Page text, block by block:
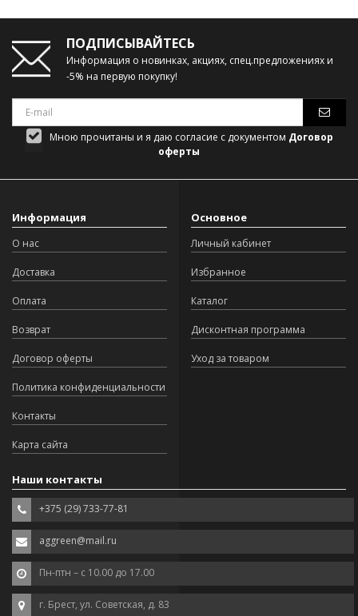
ПОДПИСЫВАЙТЕСЬ
Информация о новинках, акциях, спец.предложениях и
-5% на первую покупку!
Мною прочитаны и я даю согласие с документом Договор
оферты
Информация
О нас
Доставка
Оплата
Возврат
Договор оферты
Политика конфиденциальности
Контакты
Карта сайта
Основное
Личный кабинет
Избранное
Каталог
Дисконтная программа
Уход за товаром
Наши контакты
+375 (29) 733-77-81
aggreen@mail.ru
Пн-птн – с 10.00 до 17.00
г. Брест, ул. Советская, д. 83